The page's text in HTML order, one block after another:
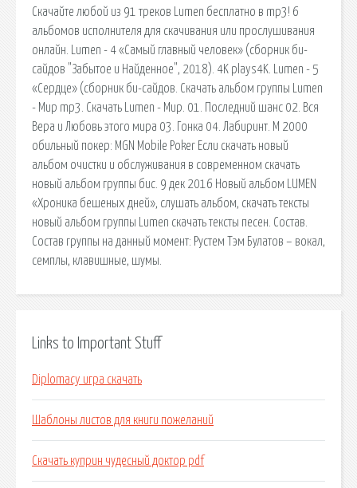
Скачайте любой из 91 треков Lumen бесплатно в mp3! 6
альбомов исполнителя для скачивания или прослушивания
онлайн. Lumen - 4 «Самый главный человек» (сборник би-
сайдов "Забытое и Найденное", 2018). 4K plays4K. Lumen - 5
«Сердце» (сборник би-сайдов. Скачать альбом группы Lumen
- Мир mp3. Скачать Lumen - Мир. 01. Последний шанс 02. Вся
Вера и Любовь этого мира 03. Гонка 04. Лабиринт. М 2000
обильный покер: MGN Mobile Poker Если скачать новый
альбом очистки и обслуживания в современном скачать
новый альбом группы бис. 9 дек 2016 Новый альбом LUMEN
«Хроника бешеных дней», слушать альбом, скачать тексты
новый альбом группы Lumen скачать тексты песен. Состав.
Состав группы на данный момент: Рустем Тэм Булатов – вокал,
семплы, клавишные, шумы.
Links to Important Stuff
Diplomacy игра скачать
Шаблоны листов для книги пожеланий
Скачать куприн чудесный доктор pdf